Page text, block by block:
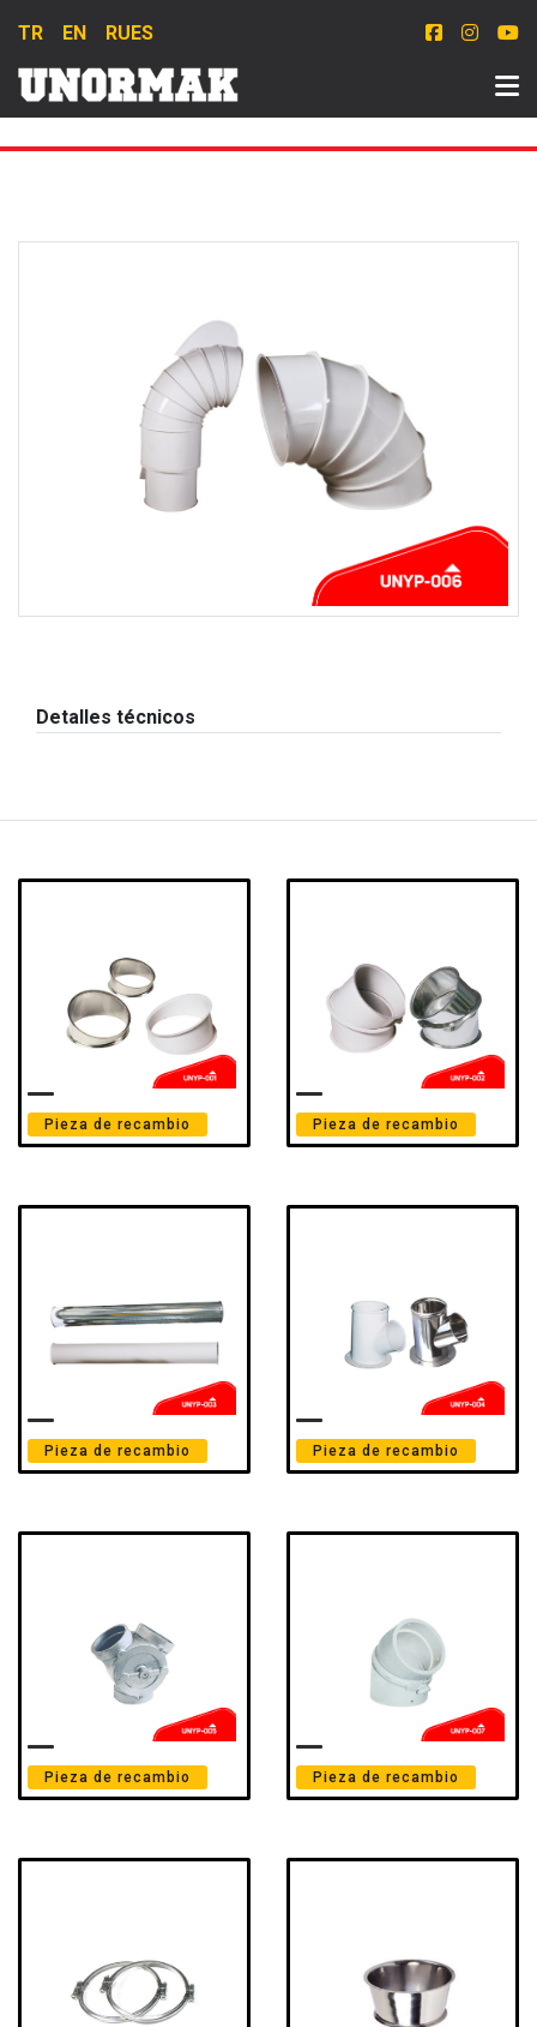
TR EN RUES
Detalles técnicos
Pieza de recambio Pieza de recambio
Pieza de recambio Pieza de recambio
Pieza de recambio Pieza de recambio